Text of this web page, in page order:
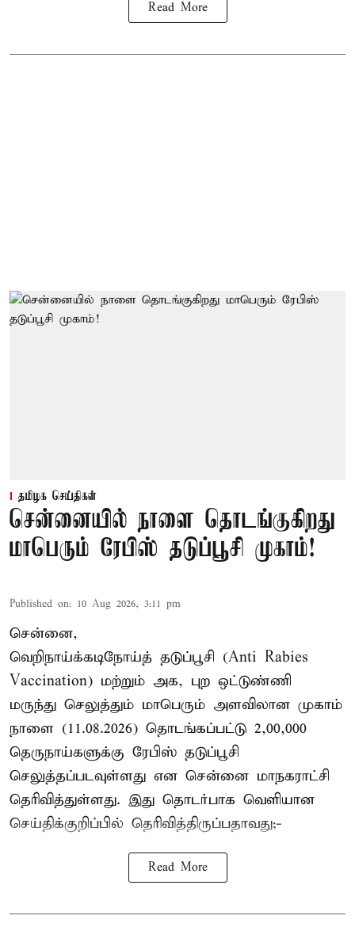
Read More
தமிழக செய்திகள்
சென்னையில் நாளை தொடங்குகிறது
மாபெரும் ரேபிஸ் தடுப்பூசி முகாம்!
Published on: 10 Aug 2026, 3:11 pm
சென்னை,
வெறிநாய்க்கடிநோய்த் தடுப்பூசி (Anti Rabies
Vaccination) மற்றும் அக, புற ஒட்டுண்ணி
மருந்து செலுத்தும் மாபெரும் அளவிலான முகாம்
நாளை (11.08.2026) தொடங்கப்பட்டு 2,00,000
தெருநாய்களுக்கு ரேபிஸ் தடுப்பூசி
செலுத்தப்படவுள்ளது என சென்னை மாநகராட்சி
தெரிவித்துள்ளது. இது தொடர்பாக வெளியான
செய்திக்குறிப்பில் தெரிவித்திருப்பதாவது;-
Read More